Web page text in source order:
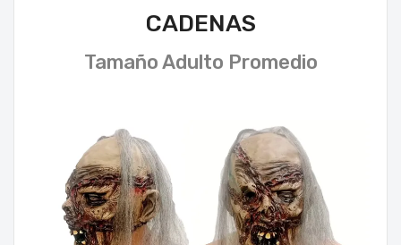
CADENAS
Tamaño Adulto Promedio